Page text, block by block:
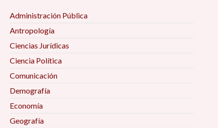
Administración Pública
Antropología
Ciencias Jurídicas
Ciencia Política
Comunicación
Demografía
Economía
Geografía